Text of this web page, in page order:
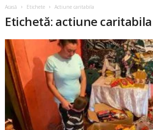
Acasă Etichete Actiune caritabila
Etichetă: actiune caritabila